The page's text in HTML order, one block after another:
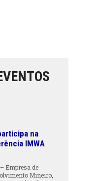
na
IMWA
Empresa de
Mineiro,